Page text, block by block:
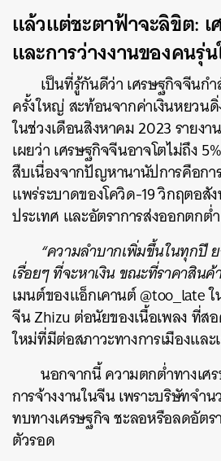
แล้วแต่ชะตาฟ้าจะลิขิต:
และการว่างงานของคนรุ่
เป็นที่รู้กันดีว่า เศรษฐกิจจีนก
ครั้งใหญ่ สะท้อนจากค่าเงินหยวนดิ่
ในช่วงเดือนสิงหาคม 2023 รายงา
เผยว่า เศรษฐกิจจีนอาจโตไม่ถึง
สืบเนื่องจากปัญหานานัปการคือกา
แพร่ระบาดของโควิด-19 วิกฤตอสั
ประเทศ และอัตราการส่งออกตกต่
“ความลำบากเพิ่มขึ้นในทุกปี
เรื่อยๆ ที่จะหาเงิน ขณะที่ราคาสิน
เมนต์ของแอ็กเคานต์ @too_late
จีน Zhizu ต่อนัยของเนื้อเพลง ที่
ใหม่ที่มีต่อสภาวะทางการเมืองแล
นอกจากนี้ ความตกต่ำทางเศ
การจ้างงานในจีน เพราะบริษัทจำ
ทบทางเศรษฐกิจ ชะลอหรือลดอัตร
ตัวรอด